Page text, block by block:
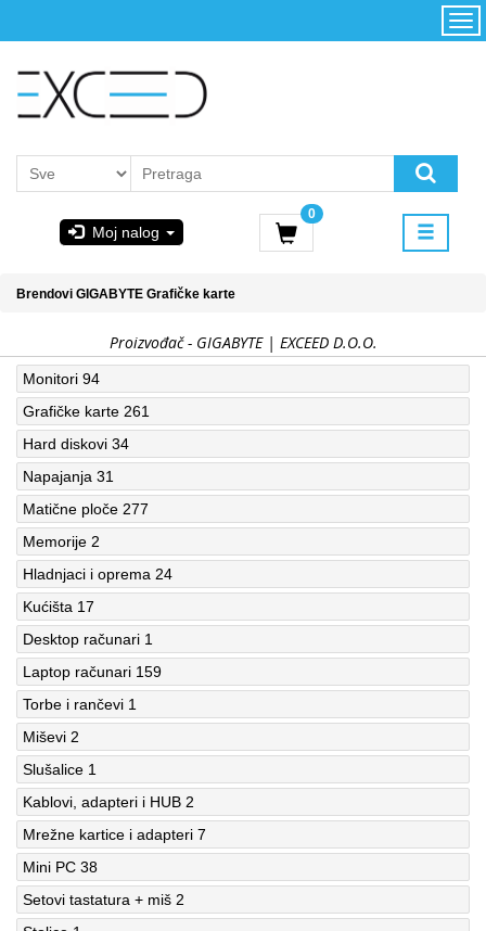
Moj nalog
0
Početna
korišćenja i
PoweredByAsus
Brendovi GIGABYTE Grafičke karte
Proizvođač - GIGABYTE | EXCEED D.O.O.
Monitori 94
Grafičke karte 261
Hard diskovi 34
Napajanja 31
Matične ploče 277
Memorije 2
Hladnjaci i oprema 24
Kućišta 17
Desktop računari 1
Laptop računari 159
Torbe i rančevi 1
Miševi 2
Slušalice 1
Kablovi, adapteri i HUB 2
Mrežne kartice i adapteri 7
Mini PC 38
Setovi tastatura + miš 2